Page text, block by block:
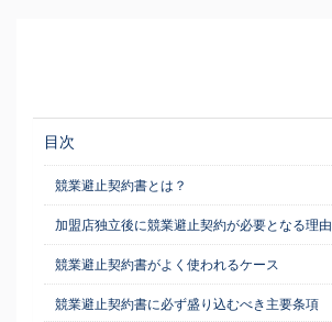
目次
競業避止契約書とは？
加盟店独立後に競業避止契約が必要となる理由
競業避止契約書がよく使われるケース
競業避止契約書に必ず盛り込むべき主要条項